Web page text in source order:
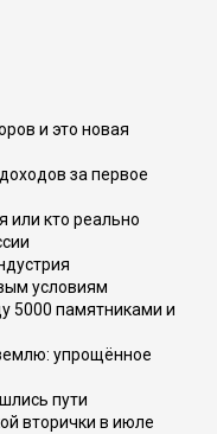
и это новая
за первое
или кто реально
условиям
5000 памятниками и
упрощённое
пути
вторички в июле